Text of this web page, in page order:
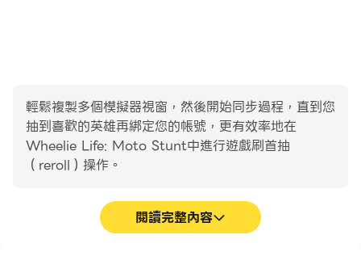
輕鬆複製多個模擬器視窗，然後開始同步過程，直到您
抽到喜歡的英雄再綁定您的帳號，更有效率地在
Wheelie Life: Moto Stunt中進行遊戲刷首抽
（reroll）操作。
閱讀完整內容